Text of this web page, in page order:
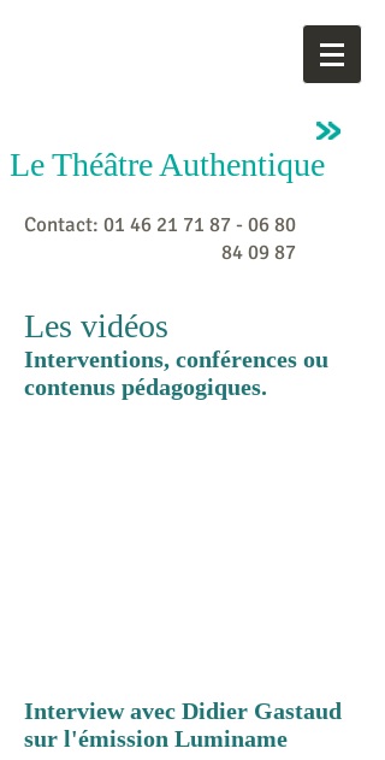
Le Théâtre Authentique
Contact: 01 46 21 71 87 - 06 80
8409 87
Les vidéos
Interventions, conférences ou
contenus pédagogiques.
Interview avec Didier Gastaud
sur l'émission Luminame